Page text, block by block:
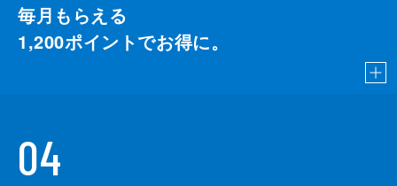
毎月もらえる
1,200ポイントでお得に。
04